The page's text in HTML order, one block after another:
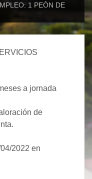
1 PEÓN DE
a jornada
de
2022 en